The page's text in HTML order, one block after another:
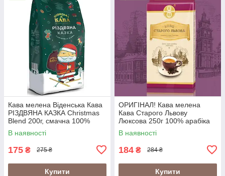
Кава мелена Віденська Кава
РІЗДВЯНА КАЗКА Christmas
Blend 200г, смачна 100%
арабіка
В наявності
175 ₴ 275 ₴
Купити
ОРИГІНАЛ! Кава мелена
Кава Старого Львову
Люксова 250г 100% арабіка
В наявності
184 ₴ 284 ₴
Купити